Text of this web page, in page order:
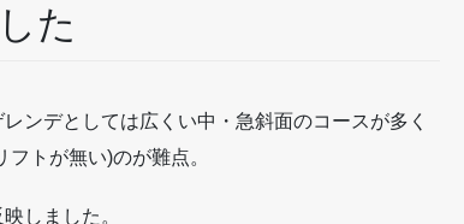
た
ンデとしては広くい中・急斜面のコースが多く
トが無い)のが難点。
しました。